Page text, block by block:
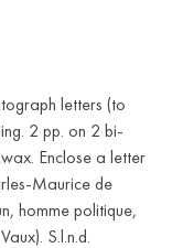
letters (to
2 pp. on 2 bi-
Enclose a letter
Maurice de
homme politique,
S.l.n.d.